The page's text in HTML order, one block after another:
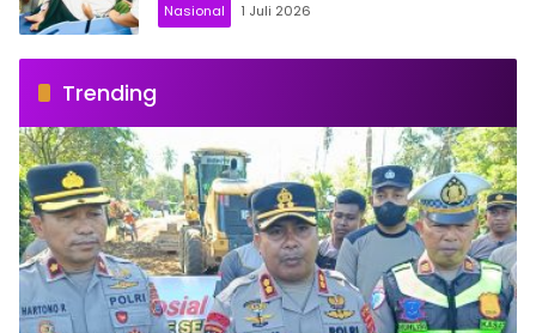
Nasional 1 Juli 2026
Trending